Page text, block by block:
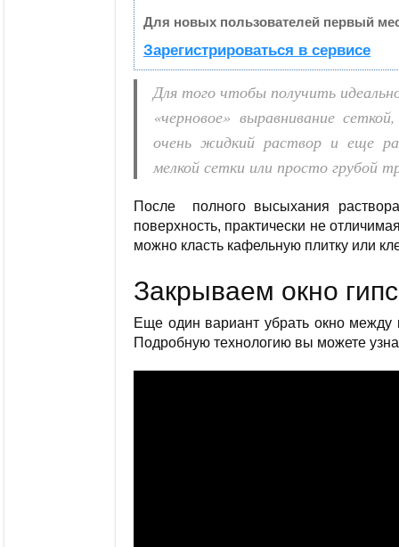
Для новых пользователей первый
Зарегистрироваться в сервисе
Для того чтобы получить
«черновое» выравнивание
очень жидкий раствор и еще
мелкой сетки или просто грубой
После полного высыхания
поверхность, практически не
можно класть кафельную плитку или
Закрываем окно
Еще один вариант убрать окно между
Подробную технологию вы можете